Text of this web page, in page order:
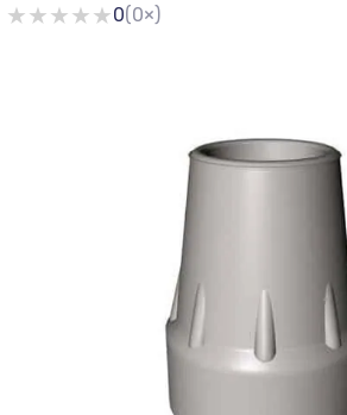
★★★★★0(0×)